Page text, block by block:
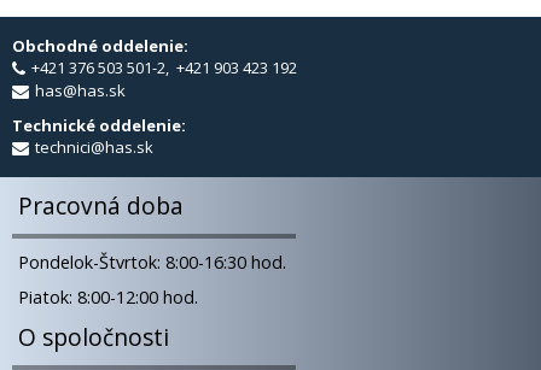
Obchodné oddelenie:
+421 376 503 501-2, +421 903 423 192
has@has.sk
Technické oddelenie:
technici@has.sk
Pracovná doba
Pondelok-Štvrtok: 8:00-16:30 hod.
Piatok: 8:00-12:00 hod.
O spoločnosti